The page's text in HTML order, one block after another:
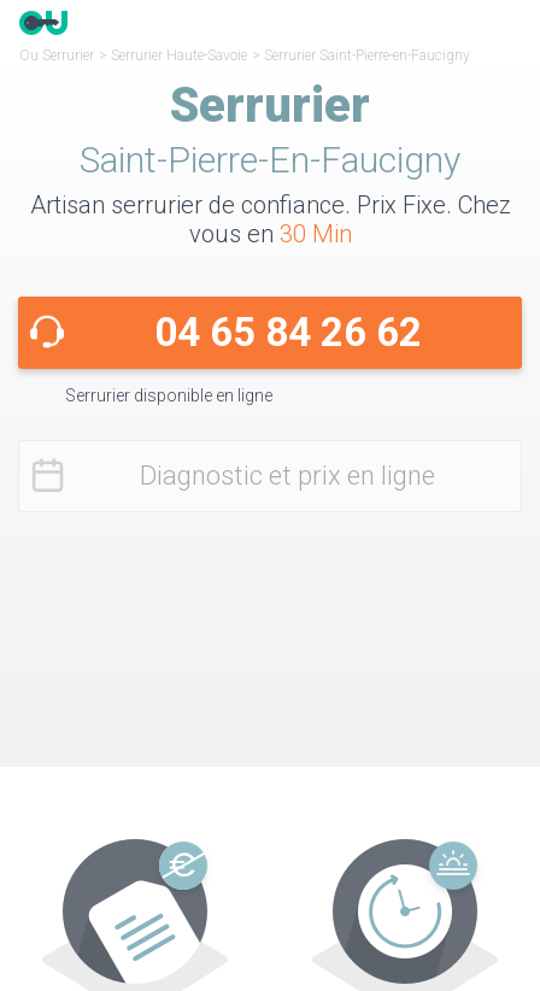
Ou Serrurier > Serrurier Haute-Savoie > Serrurier Saint-Pierre-en-Faucigny
Serrurier
Saint-Pierre-En-Faucigny
Artisan serrurier de confiance. Prix Fixe. Chez
vous en 30 Min
04 65 84 26 62
Serrurier disponible en ligne
Diagnostic et prix en ligne